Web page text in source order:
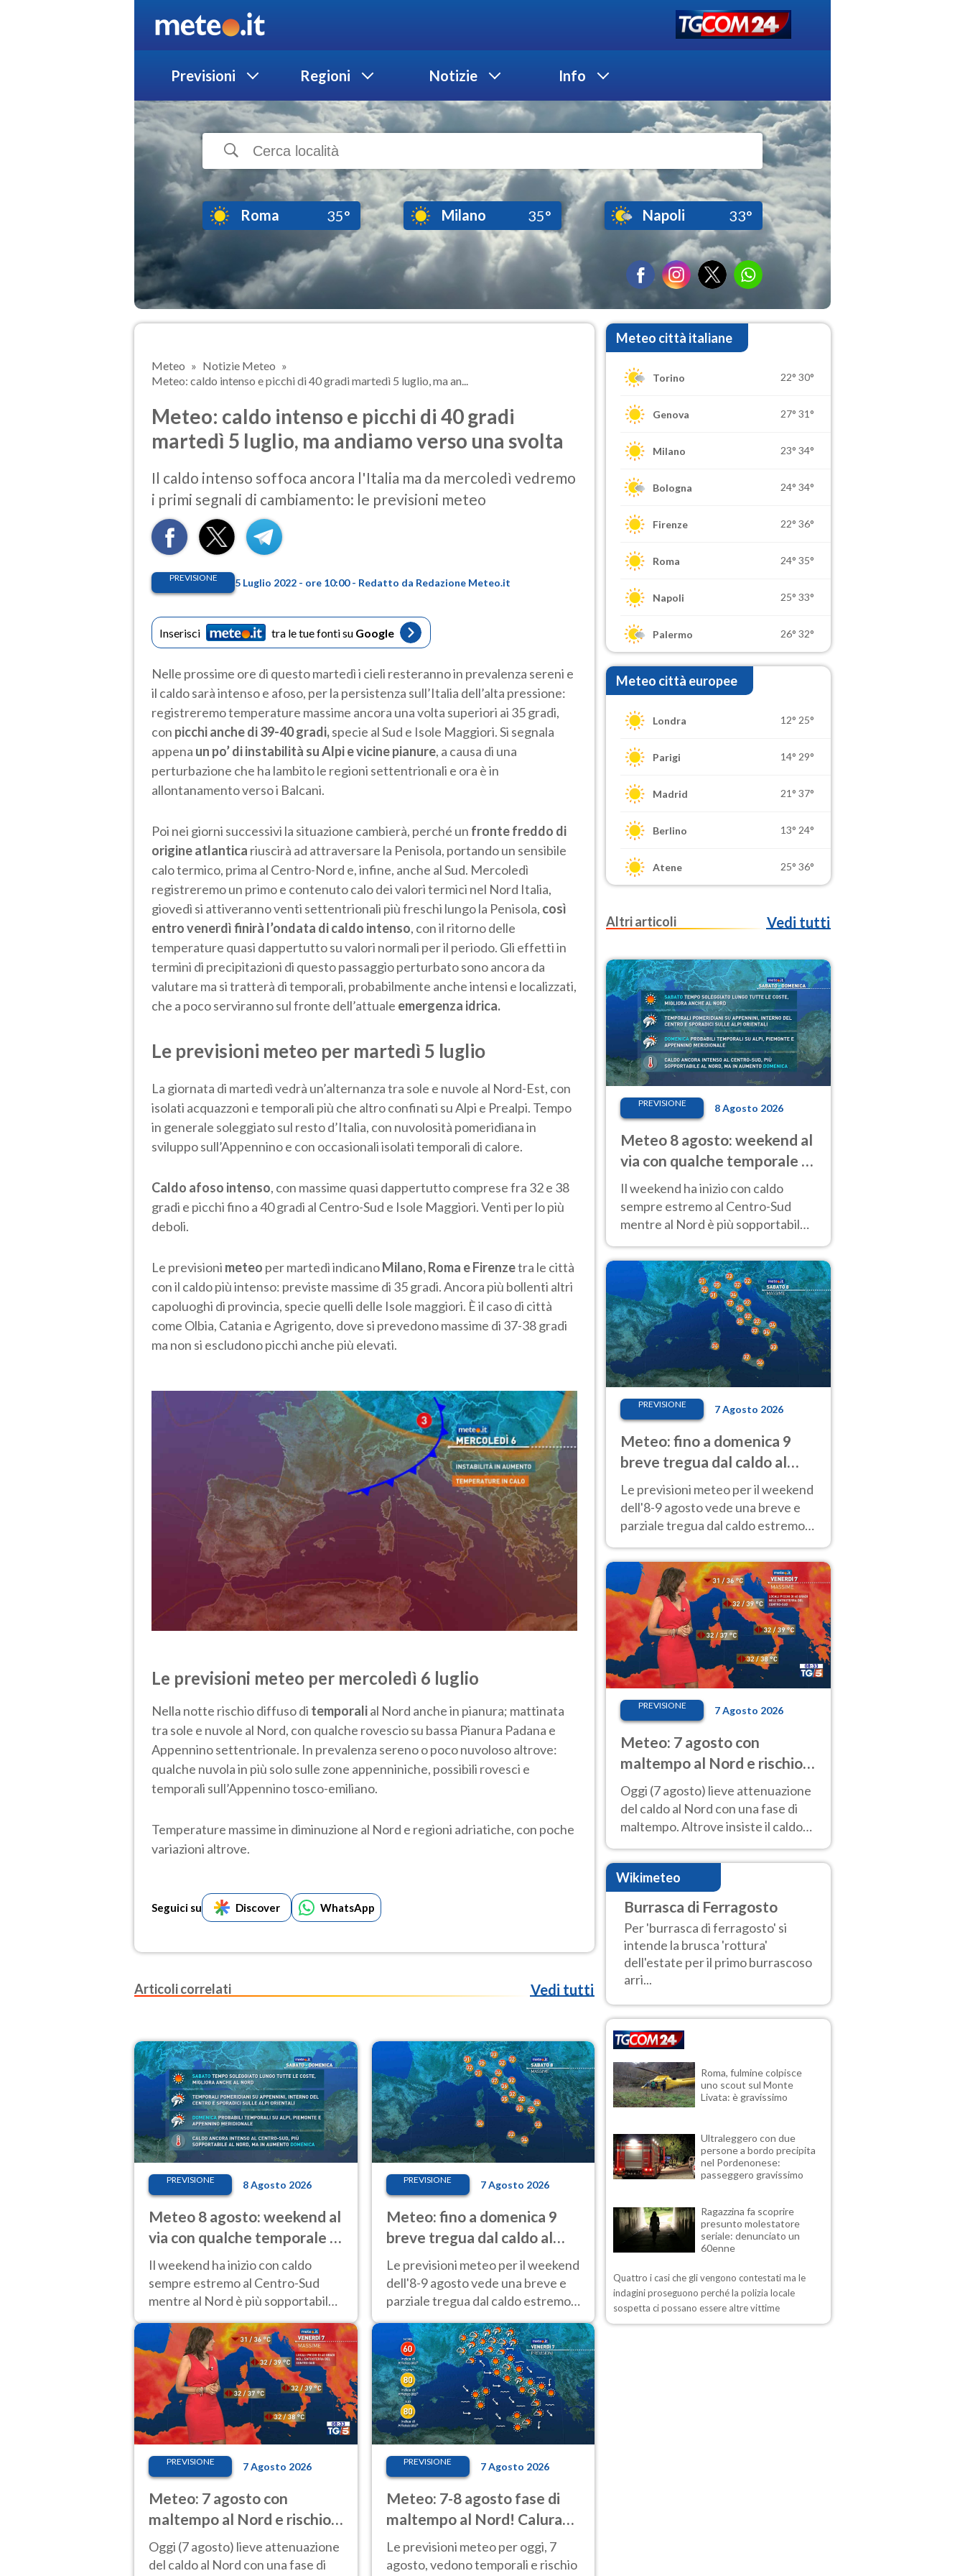
Previsioni Regioni Notizie Info
Roma 35° Milano 35° Napoli 33°
Meteo
Notizie Meteo
Meteo: caldo intenso e picchi di 40 gradi martedì 5 luglio, ma an...
Meteo: caldo intenso e picchi di 40 gradi
martedì 5 luglio, ma andiamo verso una svolta
Il caldo intenso soffoca ancora l'Italia ma da mercoledì vedremo
i primi segnali di cambiamento: le previsioni meteo
PREVISIONE 5 Luglio 2022 - ore 10:00 - Redatto da Redazione Meteo.it
Inserisci tra le tue fonti su Google
Nelle prossime ore di questo martedì i cieli resteranno in prevalenza sereni e
il caldo sarà intenso e afoso, per la persistenza sull’Italia dell’alta pressione:
registreremo temperature massime ancora una volta superiori ai 35 gradi,
con picchi anche di 39-40 gradi,specie al Sud e Isole Maggiori. Si segnala
appena un po’ di instabilità su Alpi e vicine pianure, a causa di una
perturbazione che ha lambito le regioni settentrionali e ora è in
allontanamento verso i Balcani.
Poi nei giorni successivi la situazione cambierà, perché un fronte freddo di
origine atlantica riuscirà ad attraversare la Penisola, portando un sensibile
calo termico, prima al Centro-Nord e, infine, anche al Sud. Mercoledì
registreremo un primo e contenuto calo dei valori termici nel Nord Italia,
giovedì si attiveranno venti settentrionali più freschi lungo la Penisola, così
entro venerdì finirà l’ondata di caldo intenso, con il ritorno delle
temperature quasi dappertutto su valori normali per il periodo. Gli effetti in
termini di precipitazioni di questo passaggio perturbato sono ancora da
valutare ma si tratterà di temporali, probabilmente anche intensi e localizzati,
che a poco serviranno sul fronte dell’attuale emergenza idrica.
Le previsioni meteo per martedì 5 luglio
La giornata di martedì vedrà un’alternanza tra sole e nuvole al Nord-Est, con
isolati acquazzoni e temporali più che altro confinati su Alpi e Prealpi. Tempo
in generale soleggiato sul resto d’Italia, con nuvolosità pomeridiana in
sviluppo sull’Appennino e con occasionali isolati temporali di calore.
Caldo afoso intenso, con massime quasi dappertutto comprese fra 32 e 38
gradi e picchi fino a 40 gradi al Centro-Sud e Isole Maggiori. Venti per lo più
deboli.
Le previsioni meteo per martedì indicanoMilano, Roma e Firenzetra le città
con il caldo più intenso: previste massime di 35 gradi. Ancora più bollenti altri
capoluoghi di provincia, specie quelli delle Isole maggiori. È il caso di città
come Olbia, Catania e Agrigento, dove si prevedono massime di 37-38 gradi
ma non si escludono picchi anche più elevati.
Le previsioni meteo per mercoledì 6 luglio
Nella notte rischio diffuso di temporalial Nord anche in pianura; mattinata
tra sole e nuvole al Nord, con qualche rovescio su bassa Pianura Padana e
Appennino settentrionale. In prevalenza sereno o poco nuvoloso altrove:
qualche nuvola in più solo sulle zone appenniniche, possibili rovesci e
temporali sull’Appennino tosco-emiliano.
Temperature massime in diminuzione al Nord e regioni adriatiche, con poche
variazioni altrove.
Seguici su Discover WhatsApp
Articoli correlati Vedi tutti
PREVISIONE 8 Agosto 2026
Meteo 8 agosto: weekend al
via con qualche temporale e
caldo estremo al Centro-Sud
Il weekend ha inizio con caldo
sempre estremo al Centro-Sud
mentre al Nord è più sopportabile
fino a domenica 9. Temporali di
calore sui rilievi.
PREVISIONE 7 Agosto 2026
Meteo: fino a domenica 9
breve tregua dal caldo al
Nord! Altrove calura e afa
Le previsioni meteo per il weekend
dell'8-9 agosto vede una breve e
parziale tregua dal caldo estremo
al Nord mentre altrove persistono
40 gradi.
PREVISIONE 7 Agosto 2026
Meteo: 7 agosto con
maltempo al Nord e rischio
nubifragi. Altrove caldo
estremo
Oggi (7 agosto) lieve attenuazione
del caldo al Nord con una fase di
PREVISIONE 7 Agosto 2026
Meteo: 7-8 agosto fase di
maltempo al Nord! Calura
fino a Ferragosto
Le previsioni meteo per oggi, 7
agosto, vedono temporali e rischio
Meteo città italiane
Torino 22° 30°
Genova 27° 31°
Milano 23° 34°
Bologna 24° 34°
Firenze 22° 36°
Roma 24° 35°
Napoli 25° 33°
Palermo 26° 32°
Meteo città europee
Londra 12° 25°
Parigi 14° 29°
Madrid 21° 37°
Berlino 13° 24°
Atene 25° 36°
Altri articoli Vedi tutti
PREVISIONE 8 Agosto 2026
Meteo 8 agosto: weekend al
via con qualche temporale e
caldo estremo al Centro-Sud
Il weekend ha inizio con caldo
sempre estremo al Centro-Sud
mentre al Nord è più sopportabile
calore sui rilievi.
PREVISIONE 7 Agosto 2026
Meteo: fino a domenica 9
breve tregua dal caldo al
Nord! Altrove calura e afa
Le previsioni meteo per il weekend
dell'8-9 agosto vede una breve e
parziale tregua dal caldo estremo
40 gradi.
PREVISIONE 7 Agosto 2026
Meteo: 7 agosto con
maltempo al Nord e rischio
nubifragi. Altrove caldo
estremo
Oggi (7 agosto) lieve attenuazione
del caldo al Nord con una fase di
maltempo. Altrove insiste il caldo
previsioni
Wikimeteo
Burrasca di Ferragosto
Per 'burrasca di ferragosto' si
intende la brusca 'rottura'
dell'estate per il primo burrascoso
arri...
Roma, fulmine colpisce
uno scout sul Monte
Livata: è gravissimo
Ultraleggero con due
persone a bordo precipita
nel Pordenonese:
passeggero gravissimo
Ragazzina fa scoprire
presunto molestatore
seriale: denunciato un
60enne
Quattro i casi che gli vengono contestati ma le
indagini proseguono perché la polizia locale
sospetta ci possano essere altre vittime